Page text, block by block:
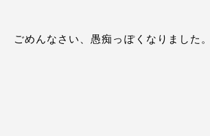
ごめんなさい、愚痴っぽくなりました。